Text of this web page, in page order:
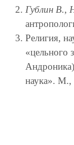
Гублин В.,
Религия,
«цельного
наука». М.,